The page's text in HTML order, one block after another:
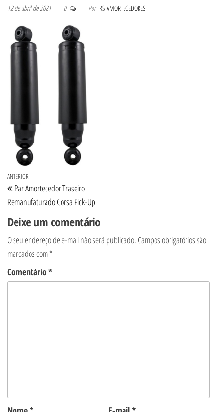
12 de abril de 2021 0 Por RS AMORTECEDORES
Navegação de Post
Post anterior
ANTERIOR
Par Amortecedor Traseiro
Remanufaturado Corsa Pick-Up
Deixe um comentário
O seu endereço de e-mail não será publicado. Campos obrigatórios são
marcados com*
Comentário*